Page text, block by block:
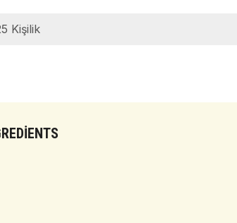
Kişilik